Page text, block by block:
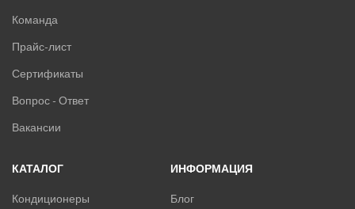
Команда
Прайс-лист
Сертификаты
Вопрос - Ответ
Вакансии
КАТАЛОГ
Кондиционеры
ИНФОРМАЦИЯ
Блог